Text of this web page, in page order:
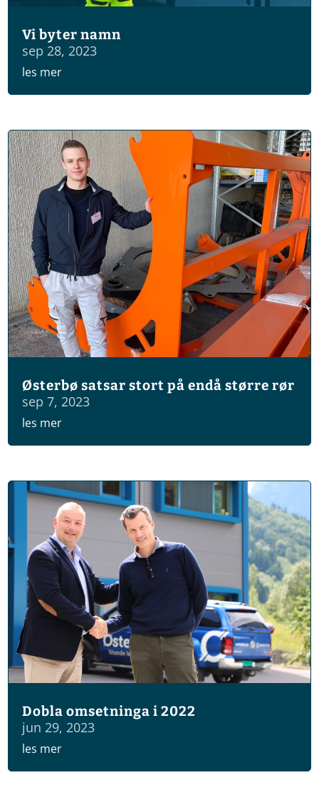
Vi byter namn
sep 28, 2023
les mer
Østerbø satsar stort på endå større rør
sep 7, 2023
les mer
Dobla omsetninga i 2022
jun 29, 2023
les mer